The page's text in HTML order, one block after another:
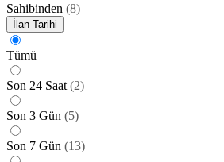
Sahibinden (8)
İlan Tarihi
Tümü
Son 24 Saat (2)
Son 3 Gün (5)
Son 7 Gün (13)